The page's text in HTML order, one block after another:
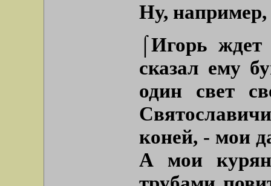
Ну,
⌠Игорь
сказал ему
один свет
коней, - мои
А мои